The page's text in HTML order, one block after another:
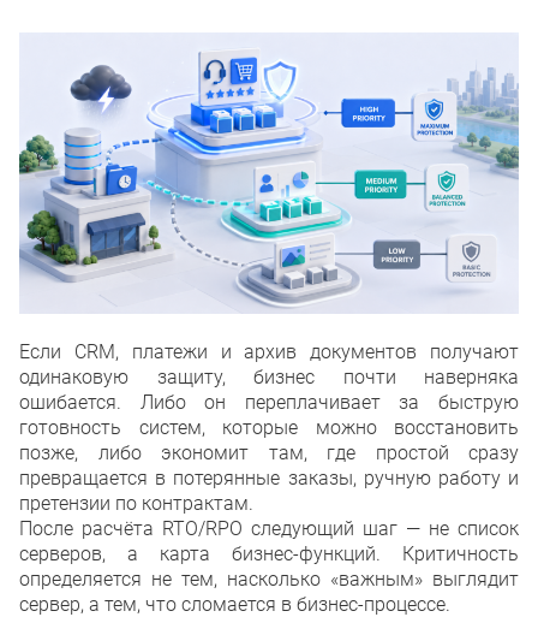
Если CRM, платежи и архив документов получают
одинаковую защиту, бизнес почти наверняка
ошибается. Либо он переплачивает за быструю
готовность систем, которые можно восстановить
позже, либо экономит там, где простой сразу
превращается в потерянные заказы, ручную работу и
претензии по контрактам.
После расчёта RTO/RPO следующий шаг — не список
серверов, а карта бизнес-функций. Критичность
определяется не тем, насколько «важным» выглядит
сервер, а тем, что сломается в бизнес-процессе.